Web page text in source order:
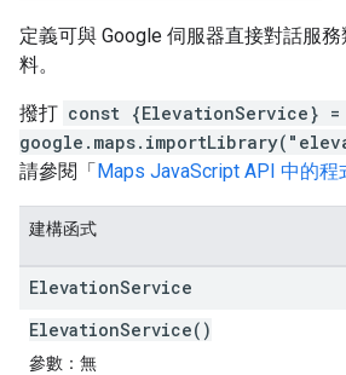
定義可與 Google 伺服器直接對話服
料。
撥打 const {ElevationService}
請參閱「Maps JavaScript API 中的程
建構函式
ElevationService
ElevationService()
參數： 無